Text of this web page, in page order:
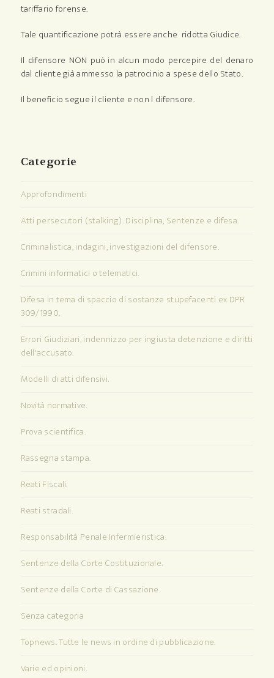
tariffario forense.
Tale quantificazione potrà essere anche ridotta Giudice.
Il difensore NON può in alcun modo percepire del denaro
dal cliente già ammesso la patrocinio a spese dello Stato.
Il beneficio segue il cliente e non l difensore.
Categorie
Approfondimenti
Atti persecutori (stalking). Disciplina, Sentenze e difesa.
Criminalistica, indagini, investigazioni del difensore.
Crimini informatici o telematici.
Difesa in tema di spaccio di sostanze stupefacenti ex DPR
309/1990.
Errori Giudiziari, indennizzo per ingiusta detenzione e diritti
dell'accusato.
Modelli di atti difensivi.
Novità normative.
Prova scientifica.
Rassegna stampa.
Reati Fiscali.
Reati stradali.
Responsabilità Penale Infermieristica.
Sentenze della Corte Costituzionale.
Sentenze della Corte di Cassazione.
Senza categoria
Topnews. Tutte le news in ordine di pubblicazione.
Varie ed opinioni.